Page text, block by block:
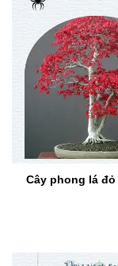
Cây phong lá